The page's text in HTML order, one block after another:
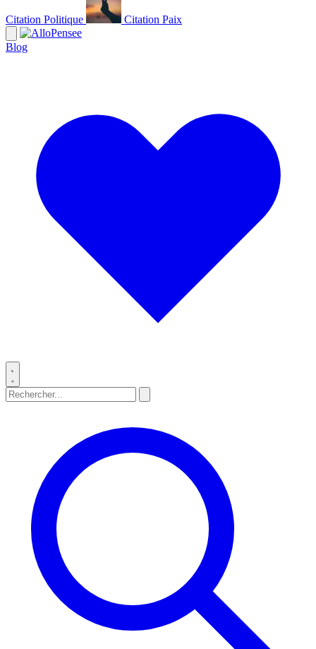
Citation Politique Citation Paix
Blog